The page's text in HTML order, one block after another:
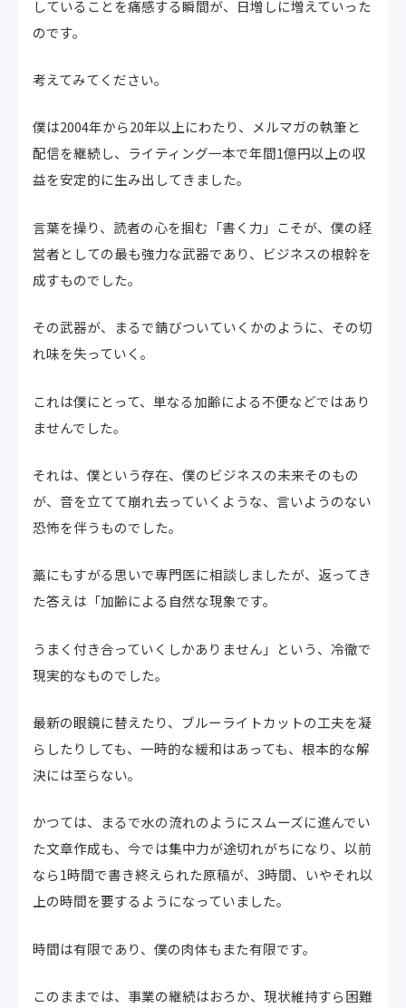
していることを痛感する瞬間が、日増しに増えていった
のです。
考えてみてください。
僕は2004年から20年以上にわたり、メルマガの執筆と
配信を継続し、ライティング一本で年間1億円以上の収
益を安定的に生み出してきました。
言葉を操り、読者の心を掴む「書く力」こそが、僕の経
営者としての最も強力な武器であり、ビジネスの根幹を
成すものでした。
その武器が、まるで錆びついていくかのように、その切
れ味を失っていく。
これは僕にとって、単なる加齢による不便などではあり
ませんでした。
それは、僕という存在、僕のビジネスの未来そのもの
が、音を立てて崩れ去っていくような、言いようのない
恐怖を伴うものでした。
藁にもすがる思いで専門医に相談しましたが、返ってき
た答えは「加齢による自然な現象です。
うまく付き合っていくしかありません」という、冷徹で
現実的なものでした。
最新の眼鏡に替えたり、ブルーライトカットの工夫を凝
らしたりしても、一時的な緩和はあっても、根本的な解
決には至らない。
かつては、まるで水の流れのようにスムーズに進んでい
た文章作成も、今では集中力が途切れがちになり、以前
なら1時間で書き終えられた原稿が、3時間、いやそれ以
上の時間を要するようになっていました。
時間は有限であり、僕の肉体もまた有限です。
このままでは、事業の継続はおろか、現状維持すら困難